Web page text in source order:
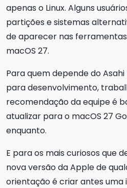
apenas o Linux. Alguns
partições e sistemas
de aparecer nas
macOS 27.
Para quem depende do Asahi
para desenvolvimento,
recomendação da equipe é
atualizar para o macOS 27
enquanto.
E para os mais curiosos que
nova versão da Apple de
orientação é criar antes uma